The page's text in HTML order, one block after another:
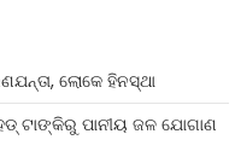
ଲୋକେ ହିନସ୍ଥା
ଟାଙ୍କିରୁ ପାନୀୟ ଜଳ ଯୋଗାଣ